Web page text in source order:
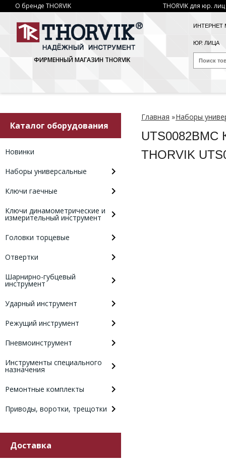
О бренде THORVIK THORVIK для юр. лиц
ФИРМЕННЫЙ МАГАЗИН THORVIK
ИНТЕРНЕТ
ЮР. ЛИЦА
Каталог оборудования
Новинки
Наборы универсальные
Ключи гаечные
Ключи динамометрические и
измерительный инструмент
Головки торцевые
Отвертки
Шарнирно-губцевый
инструмент
Ударный инструмент
Режущий инструмент
Пневмоинструмент
Инструменты специального
назначения
Ремонтные комплекты
Приводы, воротки, трещотки
Доставка
Главная »Наборы
UTS0082BMC
THORVIK